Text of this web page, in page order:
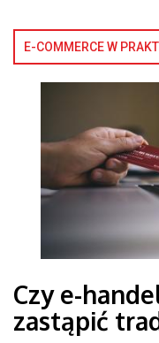
E-COMMERCE W
Czy e-
zastąpić